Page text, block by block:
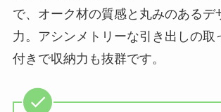
で、オーク材の質感と丸みのあるデ
力。アシンメトリーな引き出しの取
付きで収納力も抜群です。